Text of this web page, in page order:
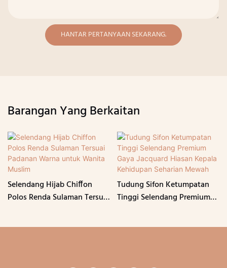
HANTAR PERTANYAAN SEKARANG.
Barangan Yang Berkaitan
Selendang Hijab Chiffon
Polos Renda Sulaman Tersuai
Tudung Sifon Ketumpatan
Tinggi Selendang Premium